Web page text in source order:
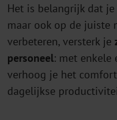
Het is belangrijk dat je
maar ook op de juiste
verbeteren, versterk je
personeel: met enkele
verhoog je het
dagelijkse